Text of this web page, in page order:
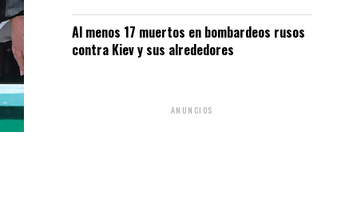
Al menos 17 muertos en bombardeos rusos
contra Kiev y sus alrededores
ANUNCIOS